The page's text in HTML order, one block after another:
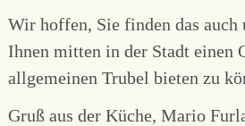
Wir hoffen, Sie finden das auch
Ihnen mitten in der Stadt einen
allgemeinen Trubel bieten zu
Gruß aus der Küche, Mario